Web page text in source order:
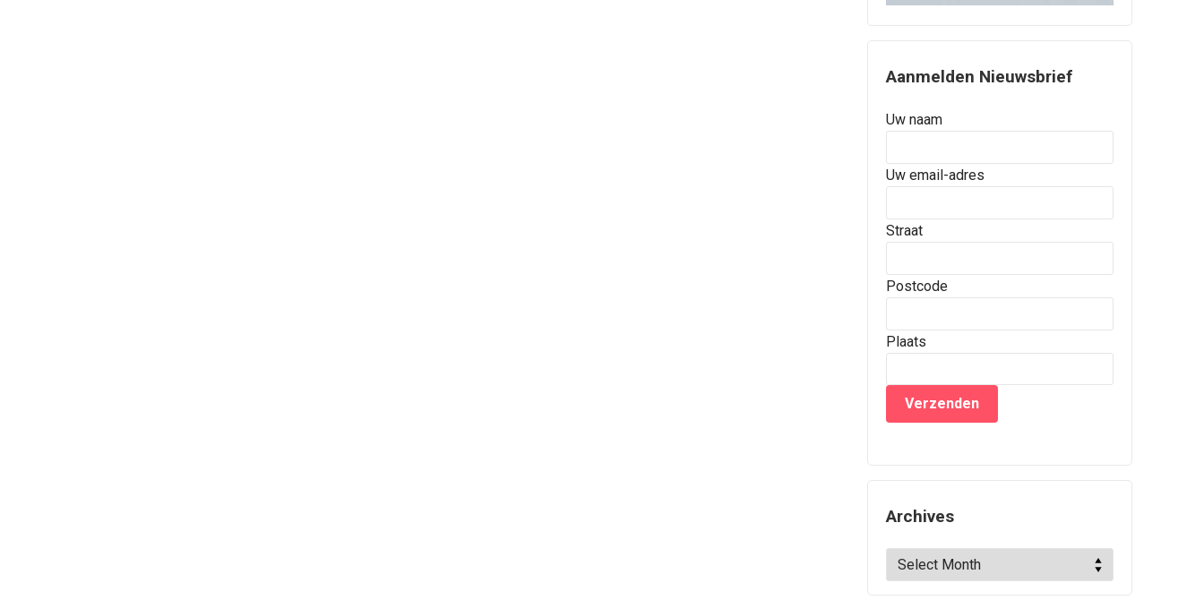
Aanmelden Nieuwsbrief
Uw naam
Uw email-adres
Straat
Postcode
Plaats
Archives
Archives